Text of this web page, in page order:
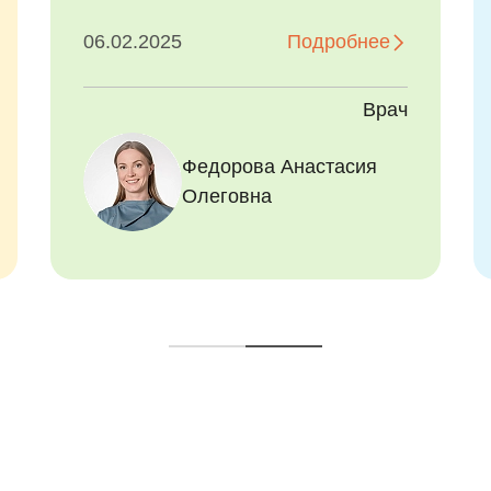
Рихтер Анастасия
Витальевна
Подробнее
12.07.2025
Врач
Федорова Анастасия
Олеговна